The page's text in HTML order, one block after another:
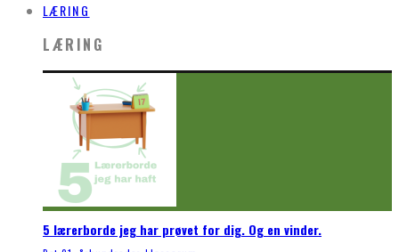
LÆRING
LÆRING
5 lærerborde jeg har prøvet for dig. Og en vinder.